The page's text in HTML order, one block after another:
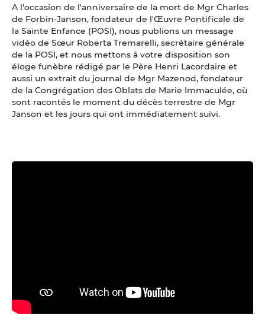
A l'occasion de l'anniversaire de la mort de Mgr Charles
de Forbin-Janson, fondateur de l'Œuvre Pontificale de
la Sainte Enfance (POSI), nous publions un message
vidéo de Sœur Roberta Tremarelli, secrétaire générale
de la POSI, et nous mettons à votre disposition son
éloge funèbre rédigé par le Père Henri Lacordaire et
aussi un extrait du journal de Mgr Mazenod, fondateur
de la Congrégation des Oblats de Marie Immaculée, où
sont racontés le moment du décès terrestre de Mgr
Janson et les jours qui ont immédiatement suivi.